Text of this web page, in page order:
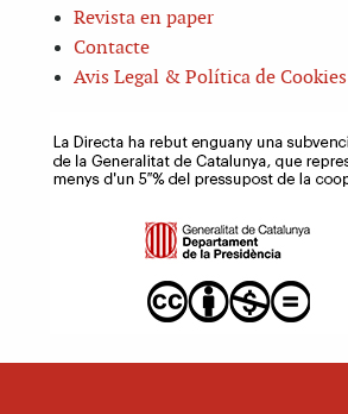
Revista en paper
Contacte
Avis Legal & Política de Cookies